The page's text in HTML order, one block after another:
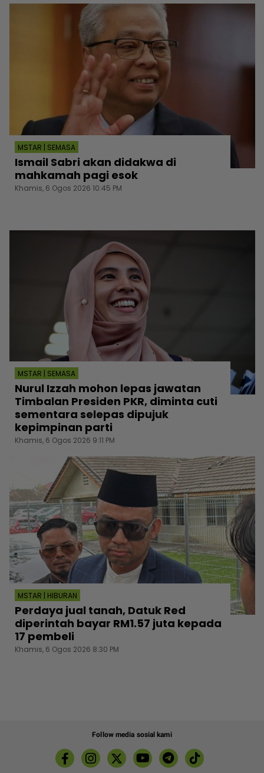
MSTAR | SEMASA
Ismail Sabri akan didakwa di
mahkamah pagi esok
Khamis, 6 Ogos 2026 10:45 PM
MSTAR | SEMASA
Nurul Izzah mohon lepas jawatan
Timbalan Presiden PKR, diminta cuti
sementara selepas dipujuk
kepimpinan parti
Khamis, 6 Ogos 2026 9:11 PM
MSTAR | HIBURAN
Perdaya jual tanah, Datuk Red
diperintah bayar RM1.57 juta kepada
17 pembeli
Khamis, 6 Ogos 2026 8:30 PM
Follow media sosial kami